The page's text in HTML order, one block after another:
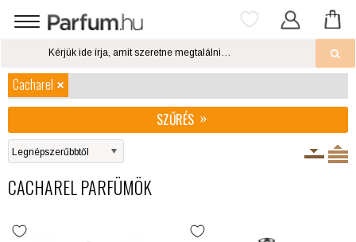
Cacharel
SZŰRÉS
CACHAREL PARFÜMÖK